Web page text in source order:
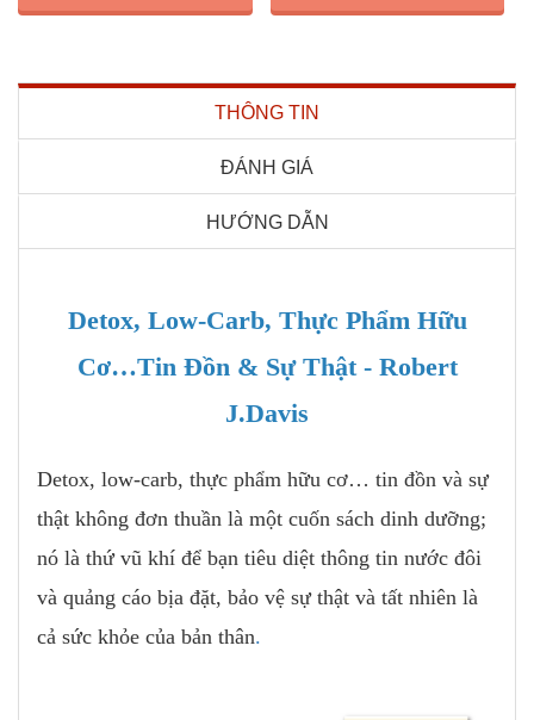
THÔNG TIN
ĐÁNH GIÁ
HƯỚNG DẪN
Detox, Low-Carb, Thực Phẩm Hữu
Cơ…Tin Đồn & Sự Thật - Robert
J.Davis
Detox, low-carb, thực phẩm hữu cơ… tin đồn và sự
thật không đơn thuần là một cuốn sách dinh dưỡng;
nó là thứ vũ khí để bạn tiêu diệt thông tin nước đôi
và quảng cáo bịa đặt, bảo vệ sự thật và tất nhiên là
cả sức khỏe của bản thân.